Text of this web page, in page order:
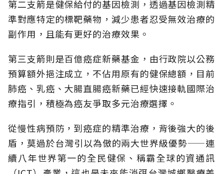
第二支箭是健保給付的基因檢測，透過基因檢測精
準對應特定的標靶藥物，減少患者忍受無效治療的
副作用，且能有更好的治療效果。
第三支箭則是百億癌症新藥基金，由行政院以公務
預算額外挹注成立，不佔用原有的健保總額，目前
肺癌、乳癌、大腸直腸癌新藥已經快速接軌國際治
療指引，積極為癌友爭取多元治療選擇。
從慢性病預防，到癌症的精準治療，背後強大的後
盾，莫過於台灣引以為傲的兩大世界級優勢——連
續八年世界第一的全民健保、稱霸全球的資通訊